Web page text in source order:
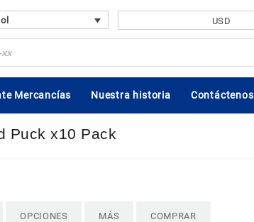
USD
Mercancías Nuestra historia Contáctenos
Puck x10 Pack
OPCIONES MÁS COMPRAR